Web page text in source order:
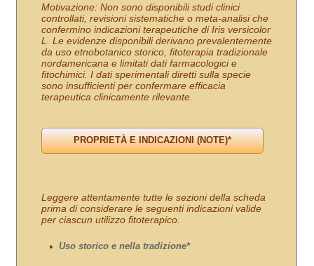
Motivazione: Non sono disponibili studi clinici
controllati, revisioni sistematiche o meta-analisi che
confermino indicazioni terapeutiche di Iris versicolor
L. Le evidenze disponibili derivano prevalentemente
da uso etnobotanico storico, fitoterapia tradizionale
nordamericana e limitati dati farmacologici e
fitochimici. I dati sperimentali diretti sulla specie
sono insufficienti per confermare efficacia
terapeutica clinicamente rilevante.
Leggere attentamente tutte le sezioni della scheda
prima di considerare le seguenti indicazioni valide
per ciascun utilizzo fitoterapico.
Uso storico e nella tradizione*